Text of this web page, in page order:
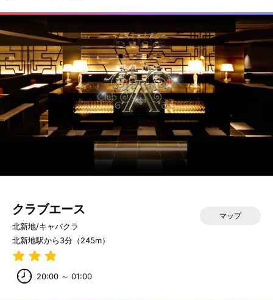
クラブエース
北新地/キャバクラ
北新地駅から3分（245m）
20:00 ～ 01:00
マップ